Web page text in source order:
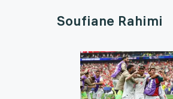
Soufiane Rahimi